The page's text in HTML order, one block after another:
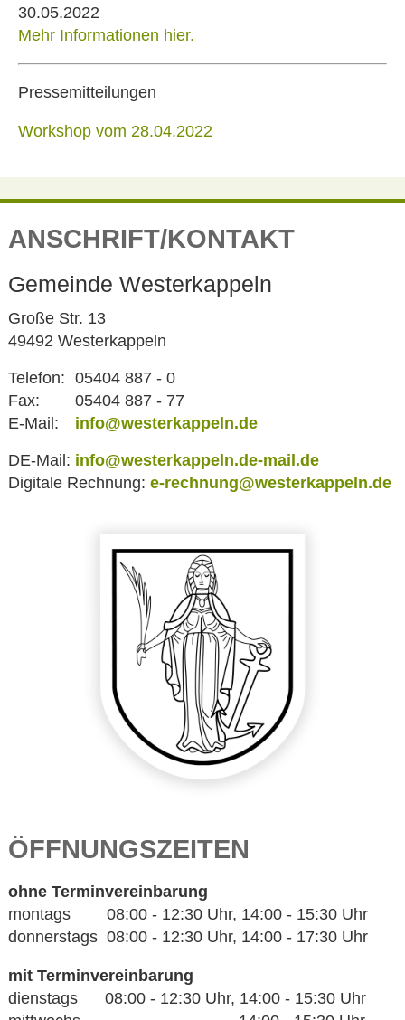
30.05.2022
Mehr Informationen hier.
Pressemitteilungen
Workshop vom 28.04.2022
ANSCHRIFT/KONTAKT
Gemeinde Westerkappeln
Große Str. 13
49492 Westerkappeln
Telefon: 05404 887 - 0
Fax:
05404 887 - 77
E-Mail:
info@westerkappeln.de
DE-Mail: info@westerkappeln.de-mail.de
Digitale Rechnung: e-rechnung@westerkappeln.de
ÖFFNUNGSZEITEN
ohne Terminvereinbarung
montags 08:00 - 12:30 Uhr, 14:00 - 15:30 Uhr
donnerstags 08:00 - 12:30 Uhr, 14:00 - 17:30 Uhr
mit Terminvereinbarung
dienstags 08:00 - 12:30 Uhr, 14:00 - 15:30 Uhr